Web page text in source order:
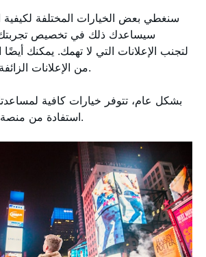
سنغطي بعض الخيارات المختلفة
من الإعلانات الزائفة التي لا توافق عليها.
بشكل عام، تتوفر خيارات كافية
استفادة من منصة التواصل الاجتماعي.